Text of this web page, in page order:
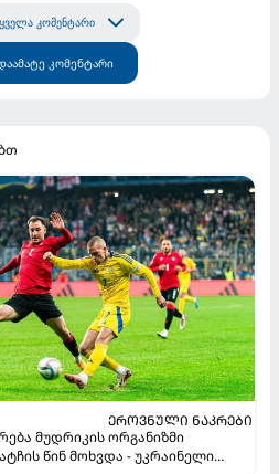
ყველა კომენტარი
კომენტარი
ᲔᲠᲝᲕᲜᲣᲚᲘ ᲜᲐᲙᲠᲔᲑᲘ
მუდრიკის ორგანიზმი
წინ მოხვდა - უკრაინელი